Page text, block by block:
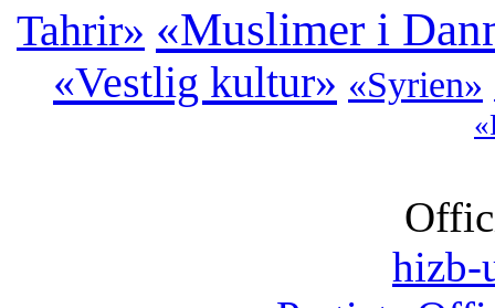
Tahrir» «Muslimer i
«Vestlig kultur» «Syrien»
hizb-